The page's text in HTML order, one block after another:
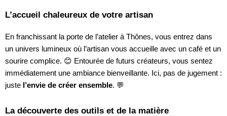
L’accueil chaleureux de votre artisan
En franchissant la porte de l’atelier à Thônes, vous entrez dans
un univers lumineux où l’artisan vous accueille avec un café et un
sourire complice. 😊 Entourée de futurs créateurs, vous sentez
immédiatement une ambiance bienveillante. Ici, pas de jugement :
juste l’envie de créer ensemble. 💬
La découverte des outils et de la matière